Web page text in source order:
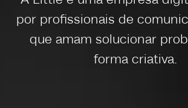
por profissionais de
que amam solucionar
forma criativa.